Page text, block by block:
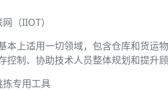
（IIOT）
本上适用一切领域，包含仓库和货运
控制、协助技术人员整体规划和提升顾
专用工具